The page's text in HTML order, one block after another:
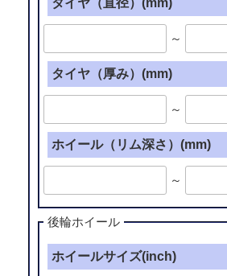
～
タイヤ（厚み）(mm)
～
ホイール（リム深さ）(mm)
～
後輪ホイール
ホイールサイズ(inch)